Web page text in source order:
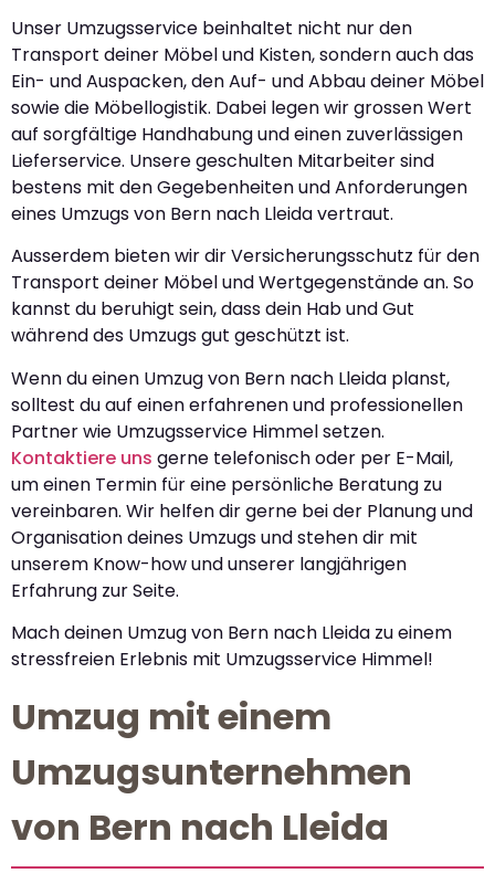
Unser Umzugsservice beinhaltet nicht nur den
Transport deiner Möbel und Kisten, sondern auch das
Ein- und Auspacken, den Auf- und Abbau deiner Möbel
sowie die Möbellogistik. Dabei legen wir grossen Wert
auf sorgfältige Handhabung und einen zuverlässigen
Lieferservice. Unsere geschulten Mitarbeiter sind
bestens mit den Gegebenheiten und Anforderungen
eines Umzugs von Bern nach Lleida vertraut.
Ausserdem bieten wir dir Versicherungsschutz für den
Transport deiner Möbel und Wertgegenstände an. So
kannst du beruhigt sein, dass dein Hab und Gut
während des Umzugs gut geschützt ist.
Wenn du einen Umzug von Bern nach Lleida planst,
solltest du auf einen erfahrenen und professionellen
Partner wie Umzugsservice Himmel setzen.
Kontaktiere uns gerne telefonisch oder per E-Mail,
um einen Termin für eine persönliche Beratung zu
vereinbaren. Wir helfen dir gerne bei der Planung und
Organisation deines Umzugs und stehen dir mit
unserem Know-how und unserer langjährigen
Erfahrung zur Seite.
Mach deinen Umzug von Bern nach Lleida zu einem
stressfreien Erlebnis mit Umzugsservice Himmel!
Umzug mit einem
Umzugsunternehmen
von Bern nach Lleida